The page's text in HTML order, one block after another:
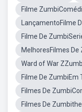
Filme
LançamentoFilme
Filme De
MelhoresFilmes De
Ward of War
Filme De ZumbiEm
Filmes De
Filmes De